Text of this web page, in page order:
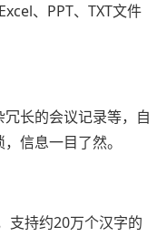
、PPT、TXT文件
长的会议记录等，自
信息一目了然。
支持约20万个汉字的